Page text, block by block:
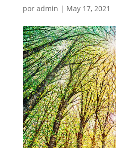
por admin | May 17, 2021